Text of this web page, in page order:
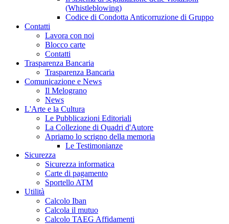
(Whistleblowing)
Codice di Condotta Anticorruzione di Gruppo
Contatti
Lavora con noi
Blocco carte
Contatti
Trasparenza Bancaria
Trasparenza Bancaria
Comunicazione e News
Il Melograno
News
L'Arte e la Cultura
Le Pubblicazioni Editoriali
La Collezione di Quadri d'Autore
Apriamo lo scrigno della memoria
Le Testimonianze
Sicurezza
Sicurezza informatica
Carte di pagamento
Sportello ATM
Utilità
Calcolo Iban
Calcola il mutuo
Calcolo TAEG Affidamenti